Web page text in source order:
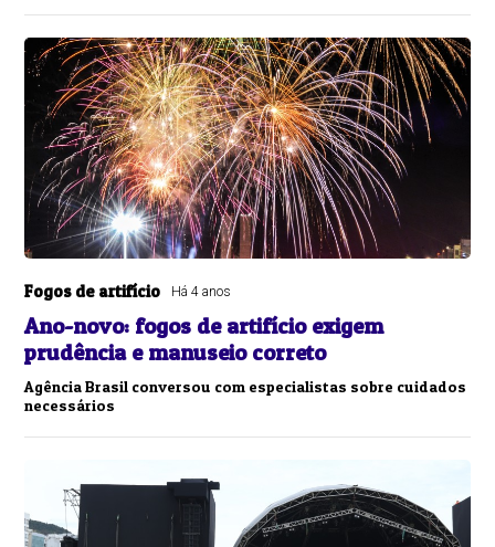
Fogos de artifício Há 4 anos
Ano-novo: fogos de artifício exigem
prudência e manuseio correto
Agência Brasil conversou com especialistas sobre cuidados
necessários